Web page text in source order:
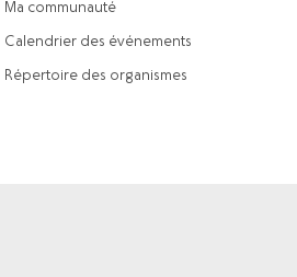
Ma communauté
Calendrier des événements
Répertoire des organismes